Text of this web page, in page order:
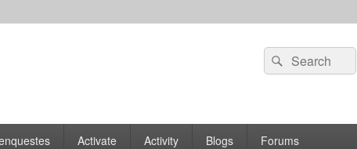
Search
for:
Search
Activate Activity Blogs Forums